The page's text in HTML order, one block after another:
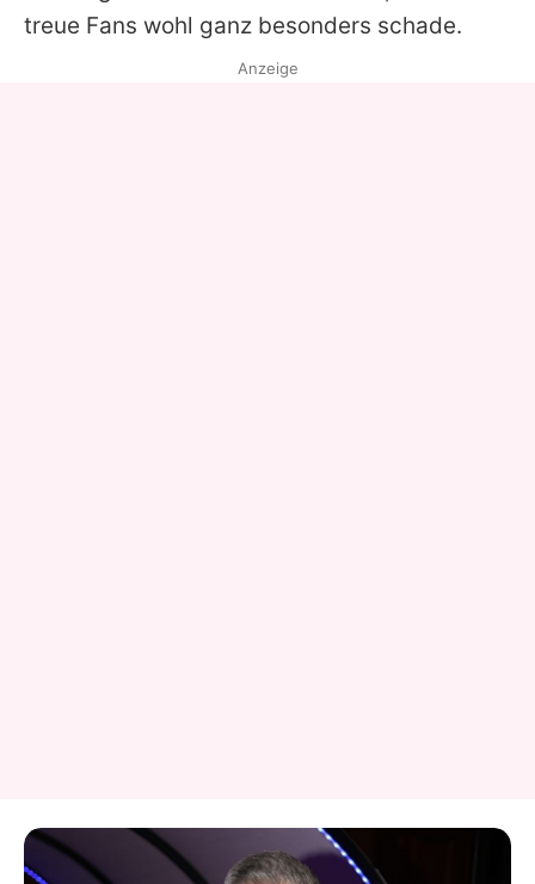
treue Fans wohl ganz besonders schade.
Anzeige